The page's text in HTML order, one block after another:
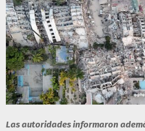
Las autoridades informaron